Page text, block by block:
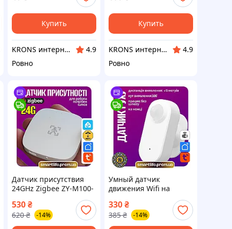
Купить
KRONS интернет- магазин
4.9
Ровно
Купить
KRONS интернет- магазин
4.9
Ровно
Датчик присутствия
24GHz Zigbee ZY-M100-
24GV3 движения - Tuya
Smart Life
530₴
620 ₴ -14%
Умный датчик
движения Wifi на
Smart Life
330₴
385 ₴ -14%